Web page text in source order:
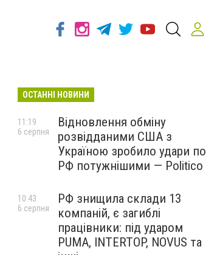
ОСТАННІ НОВИНИ
Відновлення обміну
розвідданими США з
Україною зробило удари по
РФ потужнішими — Politico
11:19
6 серпня
РФ знищила склади 13
компаній, є загиблі
працівники: під ударом
PUMA, INTERTOP, NOVUS та
10:43
6 серпня